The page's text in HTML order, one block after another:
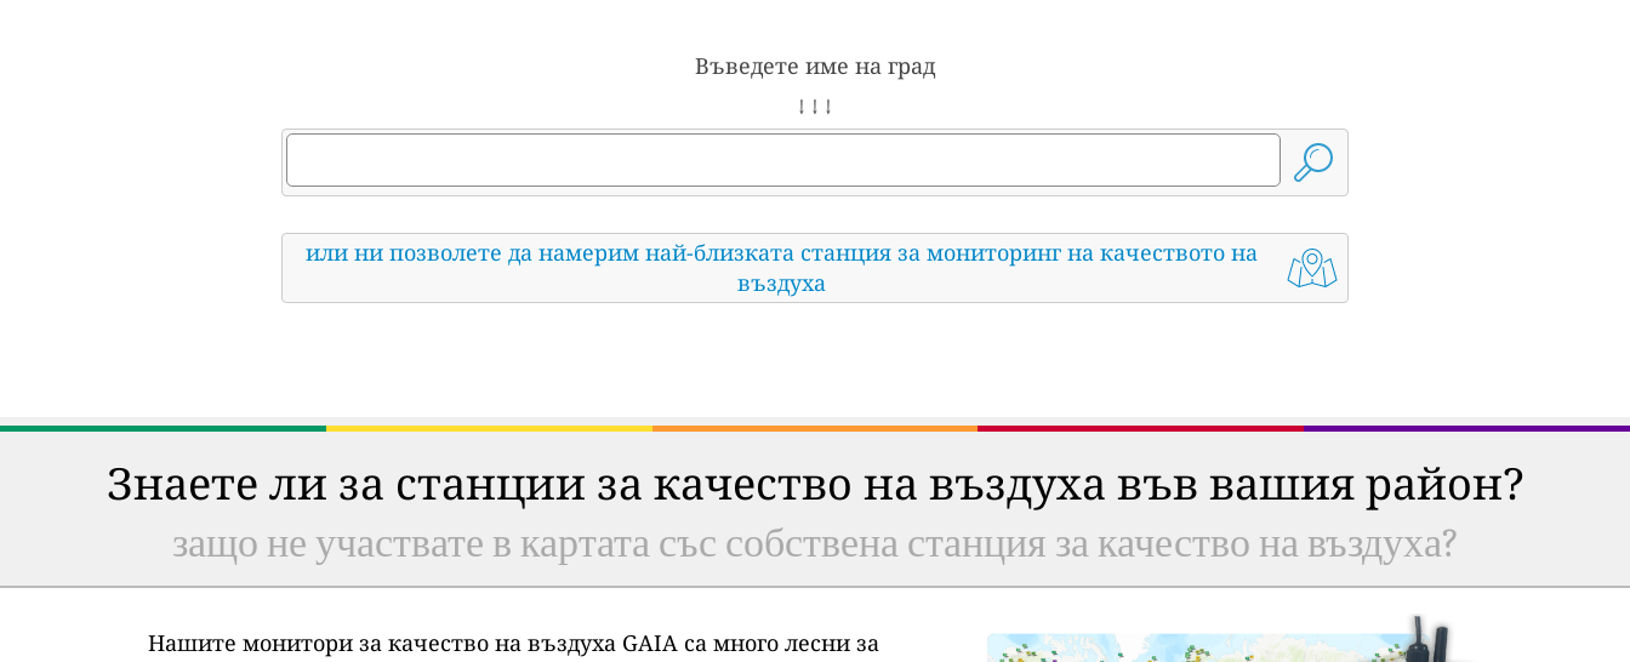
Въведете име на град
↓ ↓ ↓
или ни позволете да намерим най-близката станция за мониторинг на качеството на
въздуха
Знаете ли за станции за качество на въздуха във вашия район?
защо не участвате в картата със собствена станция за качество на въздуха?
Нашите монитори за качество на въздуха GAIA са много лесни за